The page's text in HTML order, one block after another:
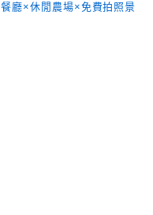
廳×休閒農場×免費拍照景